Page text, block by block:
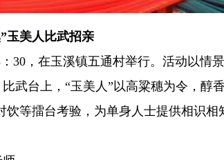
玉美人比武招亲
30，在玉溪镇五通村举行。活动以情
武台上，“玉美人”以高粱穗为令，醇
饮等擂台考验，为单身人士提供相识